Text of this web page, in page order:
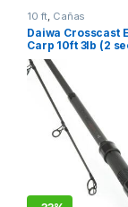
10 ft, Cañas
Daiwa Crosscast
Carp 10ft 3lb (2